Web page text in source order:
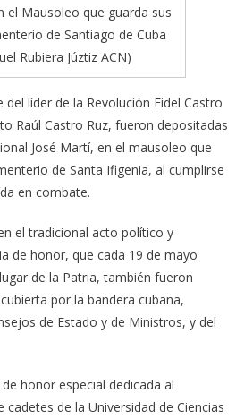
el Mausoleo que guarda sus
de Santiago de Cuba
Rubiera Júztiz ACN)
líder de la Revolución Fidel Castro
Raúl Cas­tro Ruz, fueron depositadas
José Martí, en el mausoleo que
de Santa Ifigenia, al cumplirse
en combate.
el tradicional acto político y
de honor, que cada 19 de mayo
de la Patria, también fueron
por la bandera cubana,
de Estado y de Ministros, y del
honor especial dedicada al
de la Universidad de Ciencias